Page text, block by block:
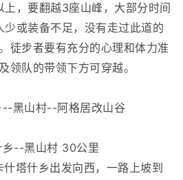
，要翻越3座山峰，大部分时间
或装备不足，没有走过此道的
徒步者要有充分的心理和体力准
领队的带领下方可穿越。
--黑山村--阿格居改山谷
乡--黑山村 30公里
塔什乡出发向西，一路上坡到